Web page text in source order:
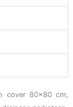
cover 80×80 cm,